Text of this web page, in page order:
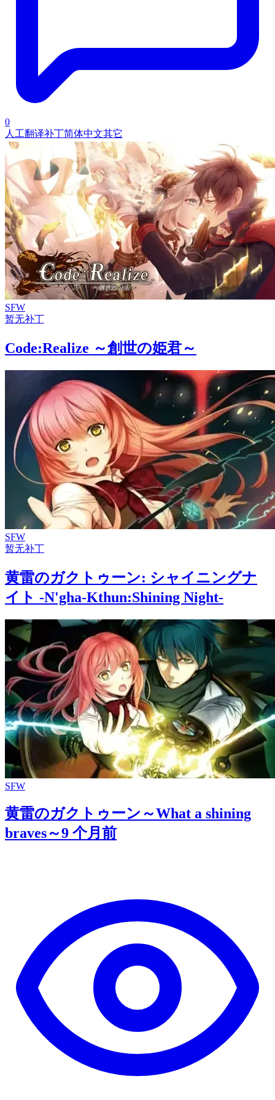
0
人工翻译补丁简体中文其它
SFW
暂无补丁
Code:Realize ～創世の姫君～
SFW
暂无补丁
黄雷のガクトゥーン: シャイニングナ
イト -N'gha-Kthun:Shining Night-
SFW
黄雷のガクトゥーン～What a shining
braves～9 个月前